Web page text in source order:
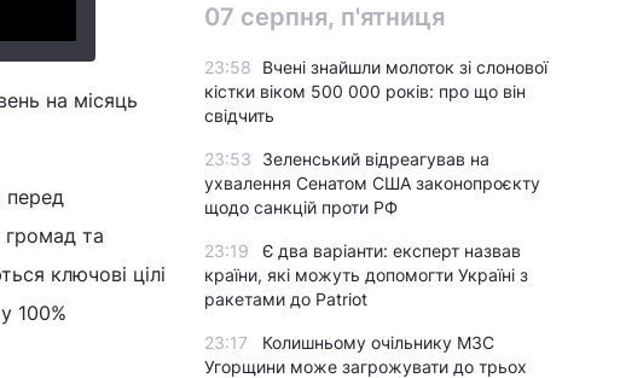
на місяць
перед
громад та
ключові цілі
100%
07 серпня, п'ятниця
23:58
Вчені знайшли молоток зі слонової
кістки віком 500 000 років: про що він
свідчить
23:53
Зеленський відреагував на
ухвалення Сенатом США законопроєкту
щодо санкцій проти РФ
23:19
Є два варіанти: експерт назвав
країни, які можуть допомогти Україні з
ракетами до Patriot
23:17
Колишньому очільнику МЗС
Угорщини може загрожувати до трьох